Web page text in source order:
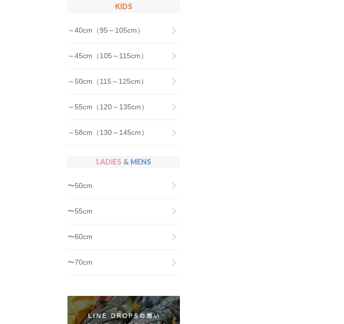
KIDS
～40cm（95～105cm）
～45cm（105～115cm）
～50cm（115～125cm）
～55cm（120～135cm）
～58cm（130～145cm）
LADIES & MENS
〜50cm
〜55cm
〜60cm
〜70cm